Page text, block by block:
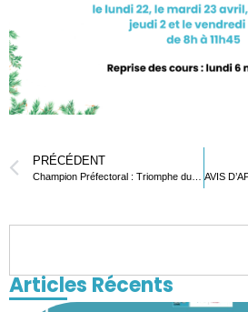
PRÉCÉDENT
Articles Récents